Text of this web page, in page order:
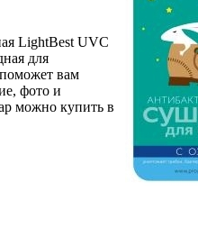
LightBest UVC
для
вам
фото и
можно купить в